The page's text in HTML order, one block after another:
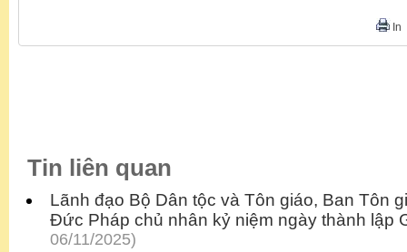
In
Tin liên quan
Lãnh đạo Bộ Dân tộc và Tôn giáo, Ban Tôn
Đức Pháp chủ nhân kỷ niệm ngày thành lập
06/11/2025)